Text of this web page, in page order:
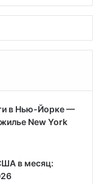
в Нью-Йорке —
New York
в месяц: